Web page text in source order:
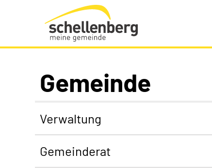
Gemeinde Schellenberg Startseite
Gemeinde
Verwaltung
Gemeinderat